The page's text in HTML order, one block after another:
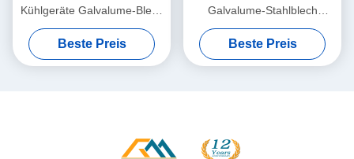
Kühlgeräte Galvalume-Blech
des Galvalume-Az90
Beste Preis
Galvalume-Stahlblech
Galvalume-Dach-Platten
Beste Preis